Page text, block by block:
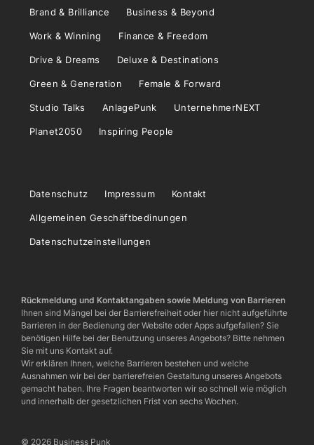
Brand & Brilliance Business & Beyond
Work & Winning Finance & Freedom
Drive & Dreams Deluxe & Destinations
Green & Generation Female & Forward
Studio Talks AnlagePunk UnternehmerNEXT
Planet2050 Inspiring People
Datenschutz Impressum Kontakt
Allgemeinen Geschäftbedinungen
Datenschutzeinstellungen
Rückmeldung und Kontaktangaben sowie Meldung von Barrieren
Ihnen sind Mängel bei der Barrierefreiheit oder hier nicht aufgeführte
Barrieren in der Bedienung der Website oder Apps aufgefallen? Sie
benötigen Hilfe bei der Benutzung unseres Angebots? Bitte nehmen
Sie mit uns Kontakt auf.
Wir erklären Ihnen, welche Barrieren bestehen und welche
Ausnahmen wir bei der barrierefreien Gestaltung unseres Angebots
gemacht haben. Ihre Fragen beantworten wir so schnell wie möglich
und innerhalb der gesetzlichen Frist von sechs Wochen.
© 2026 Business Punk